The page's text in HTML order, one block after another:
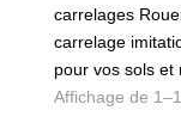
PROJET CLÉ EN
carrelages
carrelage
pour vos sols et
Affichage de